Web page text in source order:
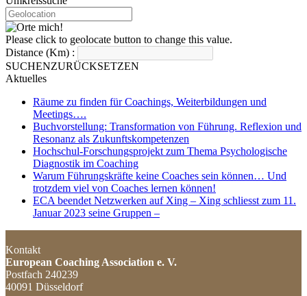
Please click to geolocate button to change this value.
Distance (Km) :
SUCHENZURÜCKSETZEN
Aktuelles
Räume zu finden für Coachings, Weiterbildungen und
Meetings….
Buchvorstellung: Transformation von Führung. Reflexion und
Resonanz als Zukunftskompetenzen
Hochschul-Forschungsprojekt zum Thema Psychologische
Diagnostik im Coaching
Warum Führungskräfte keine Coaches sein können… Und
trotzdem viel von Coaches lernen können!
ECA beendet Netzwerken auf Xing – Xing schliesst zum 11.
Januar 2023 seine Gruppen –
Kontakt
European Coaching Association e. V.
Postfach 240239
40091 Düsseldorf